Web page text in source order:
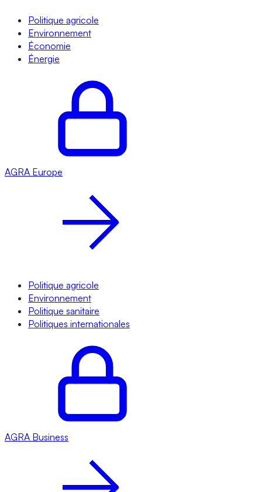
Politique agricole
Environnement
Économie
Énergie
AGRA Europe
Politique agricole
Environnement
Politique sanitaire
Politiques internationales
AGRA Business